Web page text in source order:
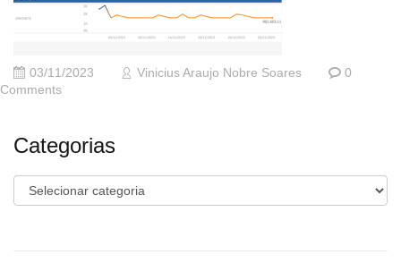
03/11/2023 Vinicius Araujo Nobre Soares
0
Comments
Categorias
Categorias